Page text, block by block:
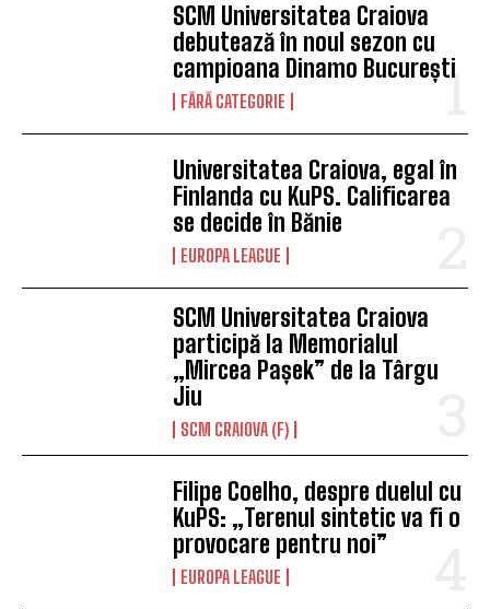
SCM Universitatea Craiova
debutează în noul sezon cu
campioana Dinamo București
FĂRĂ CATEGORIE
Universitatea Craiova, egal în
Finlanda cu KuPS. Calificarea
se decide în Bănie
EUROPA LEAGUE
SCM Universitatea Craiova
participă la Memorialul
„Mircea Pașek” de la Târgu
Jiu
SCM CRAIOVA (F)
Filipe Coelho, despre duelul cu
KuPS: „Terenul sintetic va fi o
provocare pentru noi”
EUROPA LEAGUE